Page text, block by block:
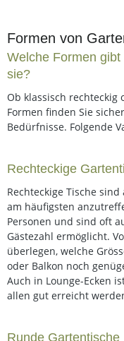
Formen von
Welche Formen
sie?
Ob klassisch rechteckig
Formen finden Sie
Bedürfnisse. Folgende
Rechteckige
Rechteckige Tische
am häufigsten
Personen und sind oft
Gästezahl ermöglicht.
überlegen, welche
oder Balkon noch
Auch in Lounge-Ecken
allen gut erreicht
Runde Gartentische